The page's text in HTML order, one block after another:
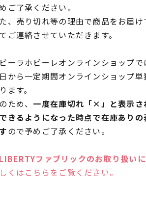
ご了承ください。
、売り切れ等の理由で商品をお届
ご連絡させていただきます。
ーラホビーレオンラインショップ
から一定期間オンラインショップ
ます。
ため、 一度在庫切れ「×」と表示さ
きるようになった時点で在庫あり
ので予めご了承ください。
LIBERTYファブリックのお取り扱いに
くはこちらをご覧ください。